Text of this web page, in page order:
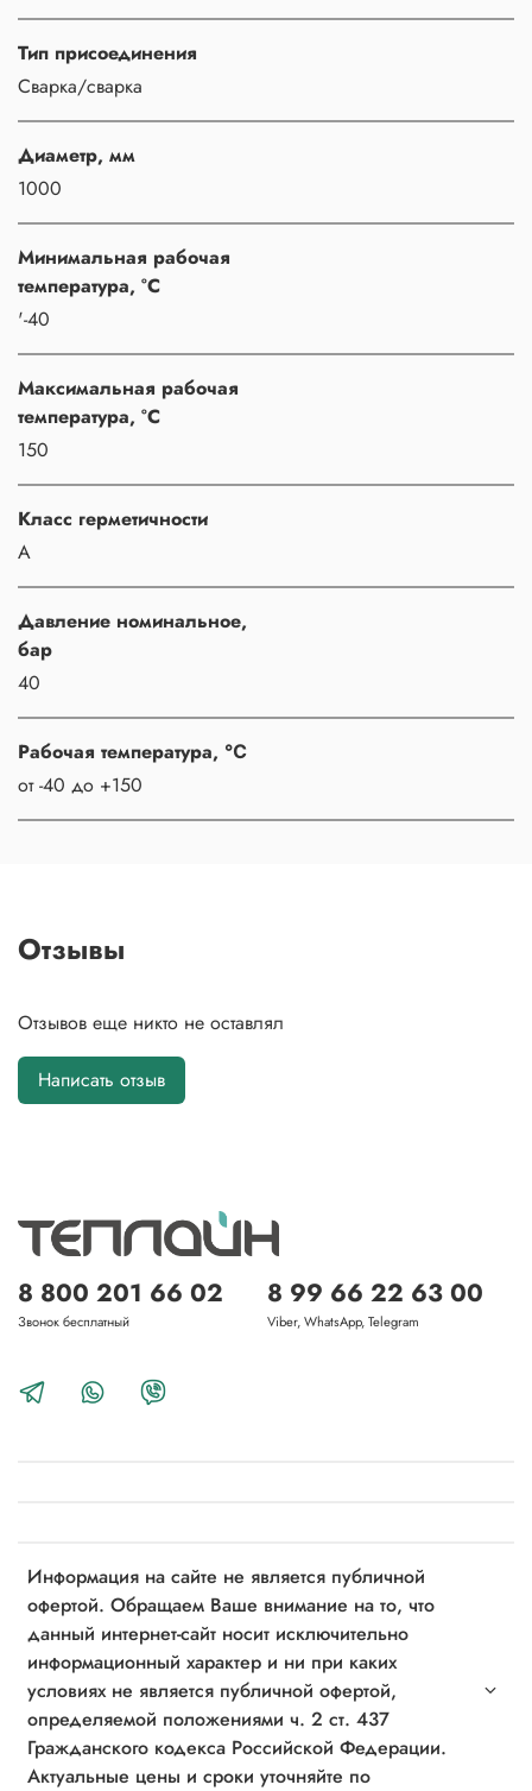
Тип присоединения
Сварка/сварка
Диаметр, мм
1000
Минимальная рабочая
температура, °C
'-40
Максимальная рабочая
температура, °C
150
Класс герметичности
A
Давление номинальное,
бар
40
Рабочая температура, ℃
от -40 до +150
Отзывы
Отзывов еще никто не оставлял
Написать отзыв
Информация на сайте не является публичной
офертой. Обращаем Ваше внимание на то, что
данный интернет-сайт носит исключительно
информационный характер и ни при каких
условиях не является публичной офертой,
определяемой положениями ч. 2 ст. 437
Гражданского кодекса Российской Федерации.
Актуальные цены и сроки уточняйте по
8 800 201 66 02
Звонок бесплатный
8 99 66 22 63 00
Viber, WhatsApp, Telegram